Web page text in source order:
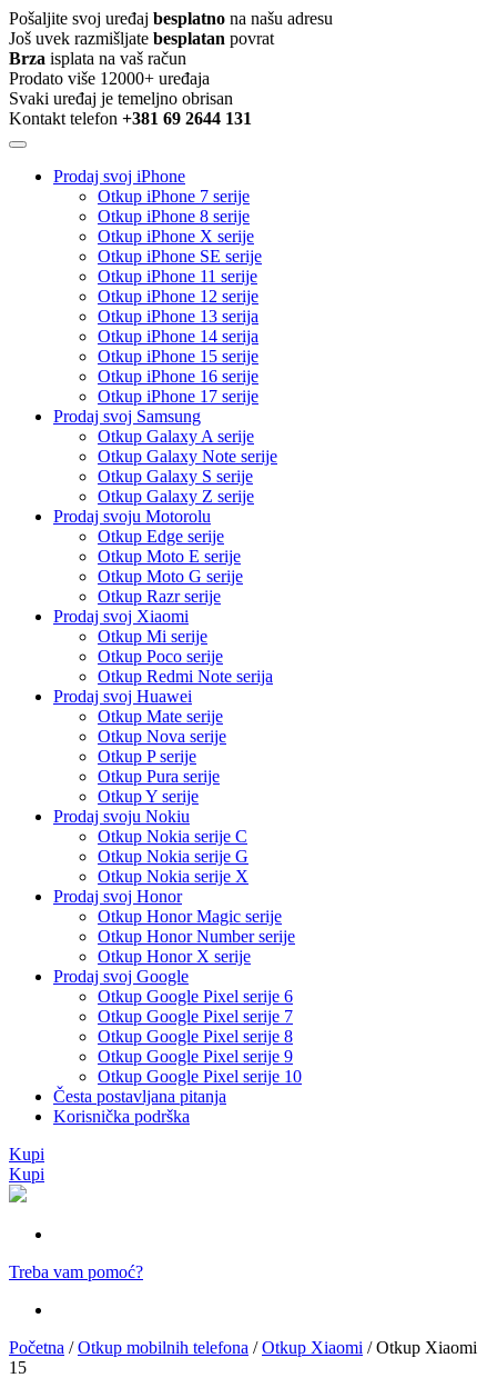
Pošaljite svoj uređaj besplatno na našu adresu
Još uvek razmišljate besplatan povrat
Brza isplata na vaš račun
Prodato više 12000+ uređaja
Svaki uređaj je temeljno obrisan
Kontakt telefon +381 69 2644 131
Prodaj svoj iPhone
Otkup iPhone 7 serije
Otkup iPhone 8 serije
Otkup iPhone X serije
Otkup iPhone SE serije
Otkup iPhone 11 serije
Otkup iPhone 12 serije
Otkup iPhone 13 serija
Otkup iPhone 14 serija
Otkup iPhone 15 serije
Otkup iPhone 16 serije
Otkup iPhone 17 serije
Prodaj svoj Samsung
Otkup Galaxy A serije
Otkup Galaxy Note serije
Otkup Galaxy S serije
Otkup Galaxy Z serije
Prodaj svoju Motorolu
Otkup Edge serije
Otkup Moto E serije
Otkup Moto G serije
Otkup Razr serije
Prodaj svoj Xiaomi
Otkup Mi serije
Otkup Poco serije
Otkup Redmi Note serija
Prodaj svoj Huawei
Otkup Mate serije
Otkup Nova serije
Otkup P serije
Otkup Pura serije
Otkup Y serije
Prodaj svoju Nokiu
Otkup Nokia serije C
Otkup Nokia serije G
Otkup Nokia serije X
Prodaj svoj Honor
Otkup Honor Magic serije
Otkup Honor Number serije
Otkup Honor X serije
Prodaj svoj Google
Otkup Google Pixel serije 6
Otkup Google Pixel serije 7
Otkup Google Pixel serije 8
Otkup Google Pixel serije 9
Otkup Google Pixel serije 10
Česta postavljana pitanja
Korisnička podrška
Kupi
Kupi
Treba vam pomoć?
Početna /Otkup mobilnih telefona /Otkup Xiaomi / Otkup Xiaomi
15